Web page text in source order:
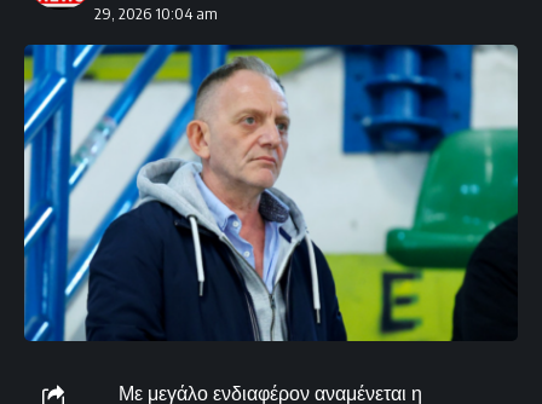
29, 2026 10:04 am
Με μεγάλο ενδιαφέρον αναμένεται η